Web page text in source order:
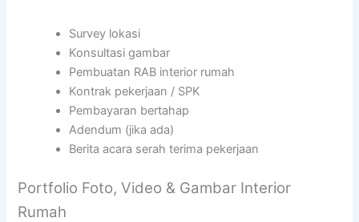
Survey lokasi
Konsultasi gambar
Pembuatan RAB interior rumah
Kontrak pekerjaan / SPK
Pembayaran bertahap
Adendum (jika ada)
Berita acara serah terima pekerjaan
Portfolio Foto, Video & Gambar Interior
Rumah